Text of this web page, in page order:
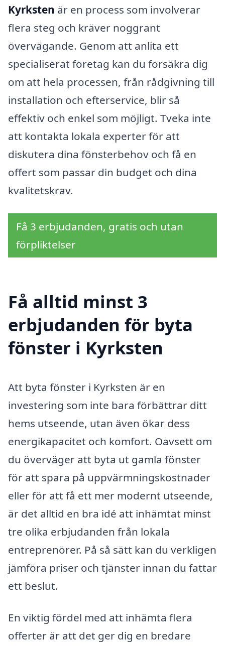
Kyrksten är en process som involverar
flera steg och kräver noggrant
övervägande. Genom att anlita ett
specialiserat företag kan du försäkra dig
om att hela processen, från rådgivning till
installation och efterservice, blir så
effektiv och enkel som möjligt. Tveka inte
att kontakta lokala experter för att
diskutera dina fönsterbehov och få en
offert som passar din budget och dina
kvalitetskrav.
Få 3 erbjudanden, gratis och utan
förpliktelser
Få alltid minst 3
erbjudanden för byta
fönster i Kyrksten
Att byta fönster i Kyrksten är en
investering som inte bara förbättrar ditt
hems utseende, utan även ökar dess
energikapacitet och komfort. Oavsett om
du överväger att byta ut gamla fönster
för att spara på uppvärmningskostnader
eller för att få ett mer modernt utseende,
är det alltid en bra idé att inhämtat minst
tre olika erbjudanden från lokala
entreprenörer. På så sätt kan du verkligen
jämföra priser och tjänster innan du fattar
ett beslut.
En viktig fördel med att inhämta flera
offerter är att det ger dig en bredare